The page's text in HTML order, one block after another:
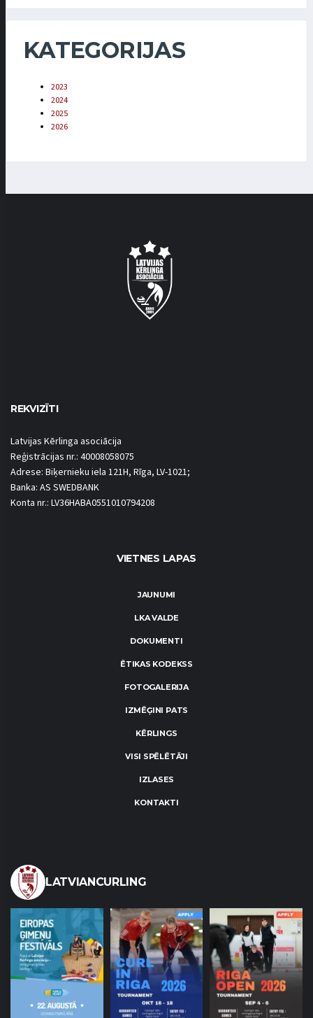
KATEGORIJAS
2023
2024
2025
2026
REKVIZĪTI
Latvijas Kērlinga asociācija
Reģistrācijas nr.: 40008058075
Adrese: Biķernieku iela 121H, Rīga, LV-1021;
Banka: AS SWEDBANK
Konta nr.: LV36HABA0551010794208
VIETNES LAPAS
JAUNUMI
LKA VALDE
DOKUMENTI
ĒTIKAS KODEKSS
FOTOGALERIJA
IZMĒĢINI PATS
KĒRLINGS
VISI SPĒLĒTĀJI
IZLASES
KONTAKTI
LATVIANCURLING